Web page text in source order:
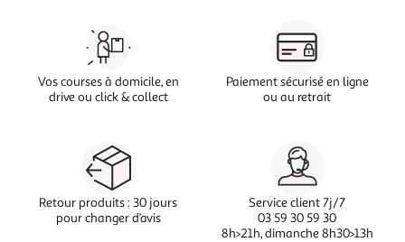
Vos courses à domicile, en
drive ou click & collect
Paiement sécurisé en ligne
ou au retrait
Retour produits : 30 jours
pour changer d’avis
Service client 7j/7
03 59 30 59 30
8h>21h, dimanche 8h30>13h